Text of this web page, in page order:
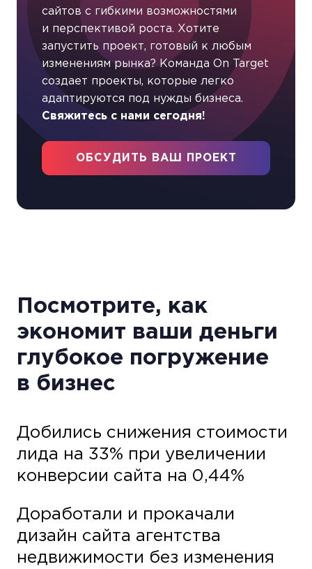
сайтов с гибкими возможностями
и перспективой роста. Хотите
запустить проект, готовый к любым
изменениям рынка? Команда On Target
создает проекты, которые легко
адаптируются под нужды бизнеса.
Свяжитесь с нами сегодня!
ОБСУДИТЬ ВАШ ПРОЕКТ
Посмотрите, как
экономит ваши деньги
глубокое погружение
в бизнес
Добились снижения стоимости
лида на 33% при увеличении
конверсии сайта на 0,44%
Доработали и прокачали
дизайн сайта агентства
недвижимости без изменения